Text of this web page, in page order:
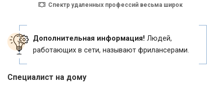
Спектр удаленных профессий весьма широк
Дополнительная информация! Людей,
работающих в сети, называют фрилансерами.
Специалист на дому